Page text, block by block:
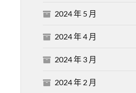
2024 年 5 月
2024 年 4 月
2024 年 3 月
2024 年 2 月